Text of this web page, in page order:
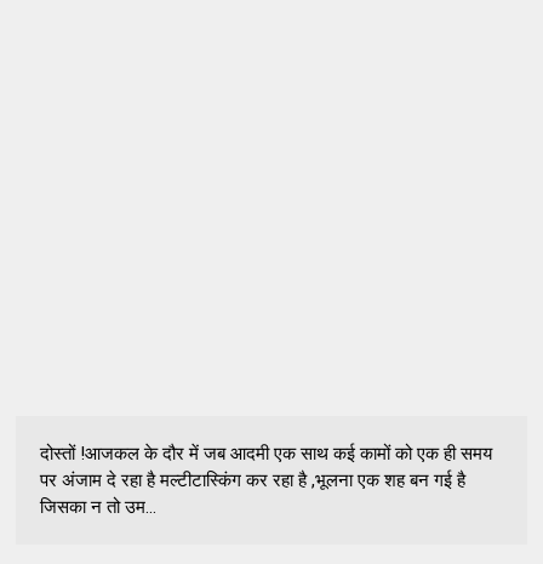
दोस्तों !आजकल के दौर में जब आदमी एक साथ कई कामों को एक ही समय
पर अंजाम दे रहा है मल्टीटास्किंग कर रहा है ,भूलना एक शह बन गई है
जिसका न तो उम...